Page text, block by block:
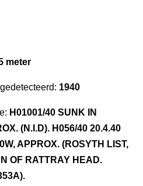
meter
1940
H01001/40 SUNK IN
(N.I.D). H056/40 20.4.40
APPROX. (ROSYTH LIST,
OF RATTRAY HEAD.